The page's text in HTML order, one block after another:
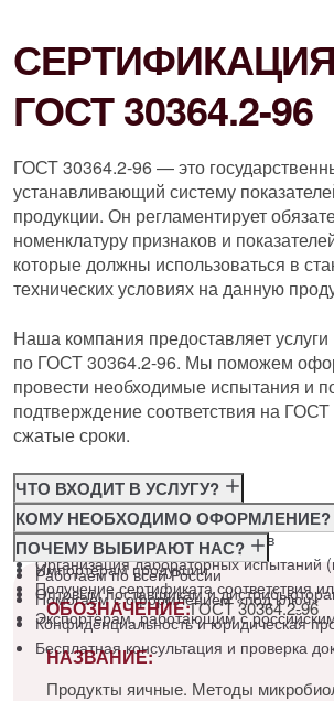
ГОСТ 30364.2-96
ГОСТ 30364.2-96 — это
устанавливающий систему
продукции. Он регламентирует
номенклатуру признаков и
которые должны использоваться в
технических условиях на данную
Наша компания предоставляет
по ГОСТ 30364.2-96. Мы поможем
провести необходимые испытания и
подтверждение соответствия на
сжатые сроки.
ЧТО ВХОДИТ В УСЛУГУ?
Консультация по требованиям ГОСТ
Подготовка и подача документов
Организация лабораторных испытаний
Получение сертификата соответствия
КОМУ НЕОБХОДИМО ОФОРМЛЕНИЕ?
Производителям
Импортёрам продукции
Оптовым поставщикам и
Экспортёрам, работающим с
ПОЧЕМУ ВЫБИРАЮТ НАС?
Работаем по всей России
Помогаем с оформлением «под ключ»
Конфиденциальность и юридическая
Бесплатная консультация и проверка
ОБОЗНАЧЕНИЕ:ГОСТ 30364.2-96
НАЗВАНИЕ:
Продукты яичные. Методы